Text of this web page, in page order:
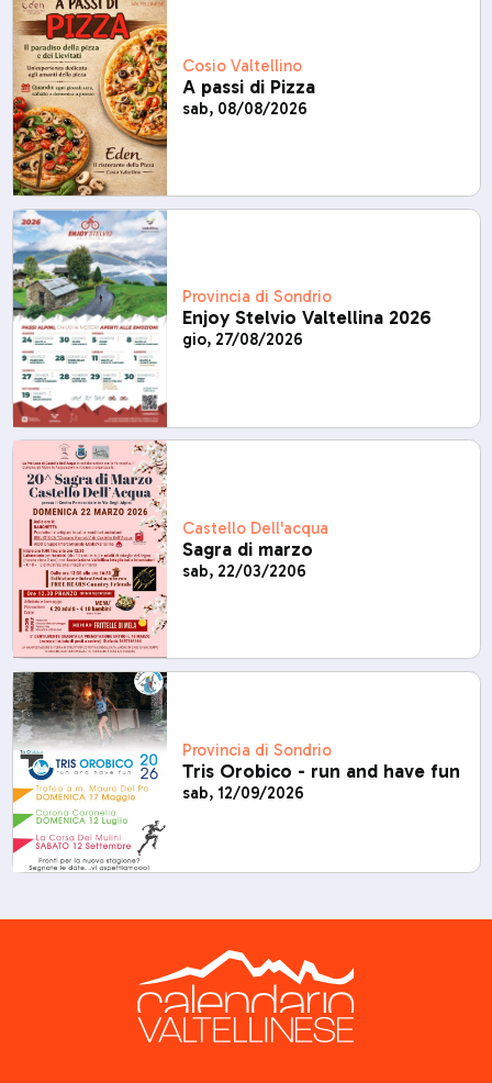
Cosio Valtellino
A passi di Pizza
sab, 08/08/2026
Provincia di Sondrio
Enjoy Stelvio Valtellina 2026
gio, 27/08/2026
Castello Dell'acqua
Sagra di marzo
sab, 22/03/2206
Provincia di Sondrio
Tris Orobico - run and have fun
sab, 12/09/2026